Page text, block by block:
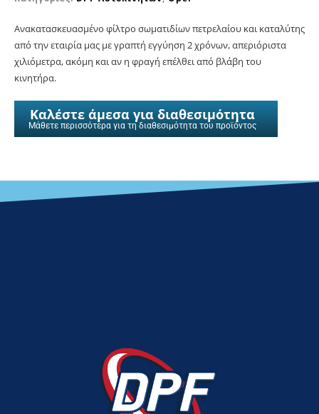
Ανακατασκευασμένο φίλτρο σωματιδίων πετρελαίου και καταλύτης
από την εταιρία μας με γραπτή εγγύηση 2 χρόνων, απεριόριστα
χιλιόμετρα, ακόμη και αν η φραγή επέλθει από βλάβη του
κινητήρα.
Καλέστε άμεσα για διαθεσιμότητα
Μάθετε περισσότερα για τη διαθεσιμότητα του προϊόντος